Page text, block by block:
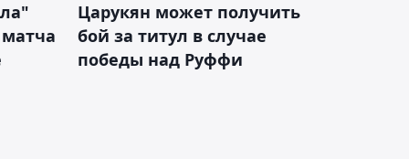
Царукян может получить
бой за титул в случае
победы над Руффи